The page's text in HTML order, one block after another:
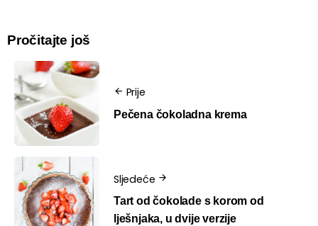
Pročitajte još
Prije
Pečena čokoladna krema
Sljedeće
Tart od čokolade s korom od
lješnjaka, u dvije verzije